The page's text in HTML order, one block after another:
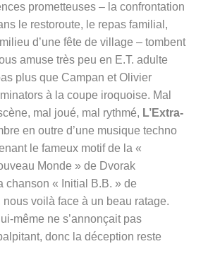
prometteuses – la confrontation
le restoroute, le repas familial,
d’une fête de village – tombent
amuse très peu en E.T. adulte
plus que Campan et Olivier
à la coupe iroquoise. Mal
mal joué, mal rythmé, L’Extra-
en outre d’une musique techno
le fameux motif de la «
Monde » de Dvorak
chanson « Initial B.B. » de
nous voilà face à un beau ratage.
même ne s’annonçait pas
donc la déception reste